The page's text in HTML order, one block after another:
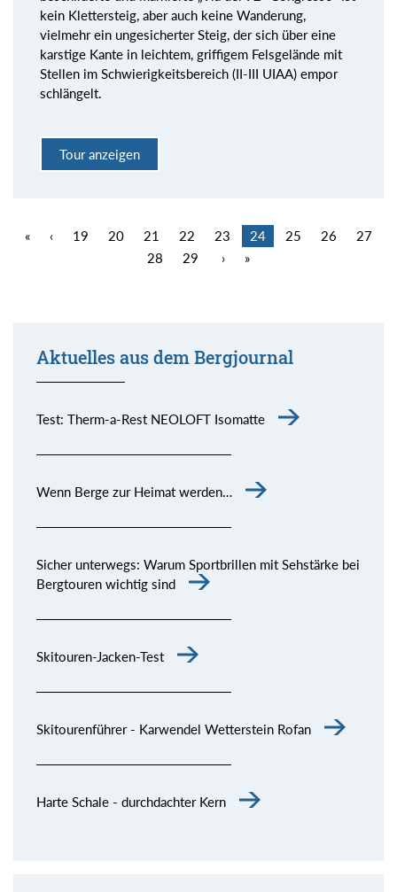
kein Klettersteig, aber auch keine Wanderung,
vielmehr ein ungesicherter Steig, der sich über eine
karstige Kante in leichtem, griffigem Felsgelände mit
Stellen im Schwierigkeitsbereich (II-III UIAA) empor
schlängelt.
Tour anzeigen
« ‹ 19 20 21 22 23 24 25 26
27
28
29 › »
Aktuelles aus dem Bergjournal
Test: Therm-a-Rest NEOLOFT Isomatte
Wenn Berge zur Heimat werden…
Sicher unterwegs: Warum Sportbrillen mit Sehstärke bei
Bergtouren wichtig sind
Skitouren-Jacken-Test
Skitourenführer - Karwendel Wetterstein Rofan
Harte Schale - durchdachter Kern